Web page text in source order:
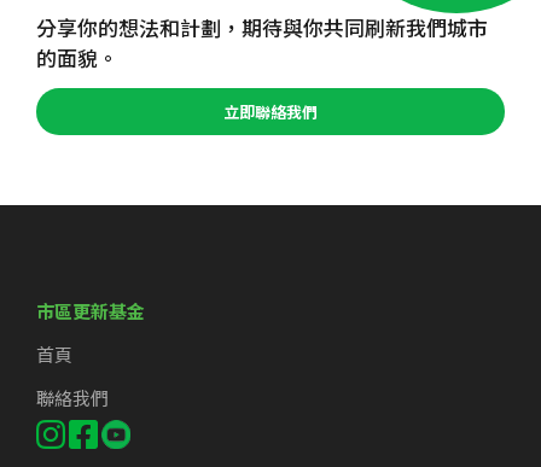
分享你的想法和計劃，期待與你共同刷新我們城市
的面貌。
立即聯絡我們
市區更新基金
首頁
聯絡我們